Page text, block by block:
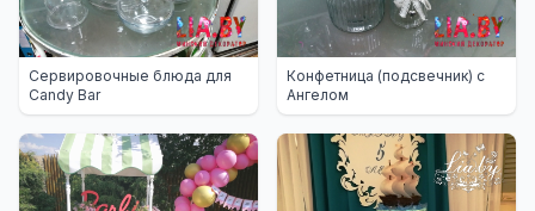
Сервировочные блюда для
Candy Bar
Конфетница (подсвечник) с
Ангелом